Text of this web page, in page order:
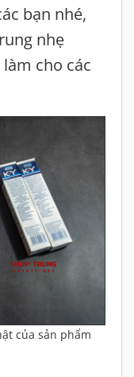
bạn nhé,
nhẹ
cho các
của sản phẩm